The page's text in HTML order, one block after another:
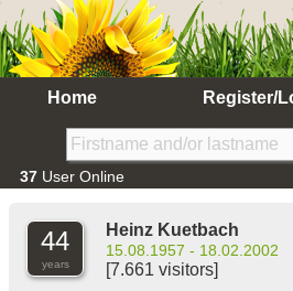
Home Register/
37 User Online
44
years
Heinz Kuetbach
15.08.1957 - 18.02.2002
[7.661 visitors]